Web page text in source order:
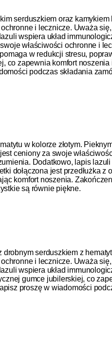
serduszkiem oraz
i lecznicze. Uważa
wspiera układ
właściwości ochronne i
w redukcji stresu,
zapewnia komfort
podczas składania
w kolorze złotym.
ceniony za swoje
Dodatkowo, lapis
dołączona jest przedłużka z
komfort noszenia.
są równie piękne.
serduszkiem z
i lecznicze. Uważa
wspiera układ
gumce jubilerskiej, co
proszę w wiadomości